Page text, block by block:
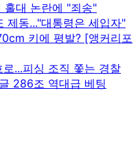
홀대 논란에 "죄송"
제동..."대통령은 세입자"
키에 평발? [앵커리포
...피싱 조직 쫓는 경찰
286조 역대급 베팅